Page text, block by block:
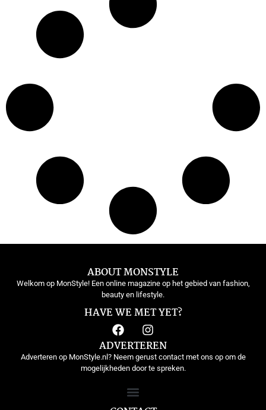
ABOUT MONSTYLE
Welkom op MonStyle! Een online magazine op het gebied van fashion,
beauty en lifestyle.
HAVE WE MET YET?
ADVERTEREN
Adverteren op MonStyle.nl? Neem gerust contact met ons op om de
mogelijkheden door te spreken.